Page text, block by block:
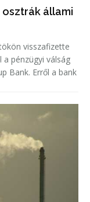
állami
visszafizette
pénzügyi válság
Bank. Erről a bank